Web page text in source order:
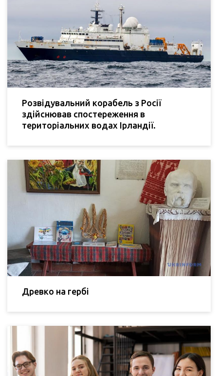
Розвідувальний корабель з Росії
здійснював спостереження в
територіальних водах Ірландії.
Древко на гербі